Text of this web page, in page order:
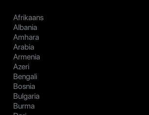
Afrikaans
Albania
Amhara
Arabia
Armenia
Azeri
Bengali
Bosnia
Bulgaria
Burma